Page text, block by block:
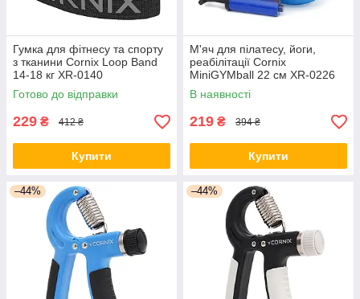
Гумка для фітнесу та спорту
з тканини Cornix Loop Band
14-18 кг XR-0140
Готово до відправки
229 ₴ 412 ₴
Купити
М'яч для пілатесу, йоги,
реабілітації Cornix
MiniGYMball 22 см XR-0226
Blue
В наявності
219 ₴ 394 ₴
Купити
–44% –44%